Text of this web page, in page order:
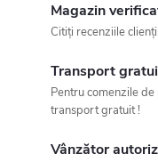
Magazin
Citiți recenziile
Transport
Pentru comenzile
transport gratuit !
Vânzător